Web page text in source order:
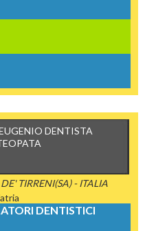
DENTISTA
TIRRENI(SA) - ITALIA
DENTISTICI